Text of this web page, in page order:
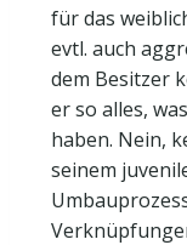
für das
evtl. auch
dem Besitzer
er so alles,
haben. Nein,
seinem